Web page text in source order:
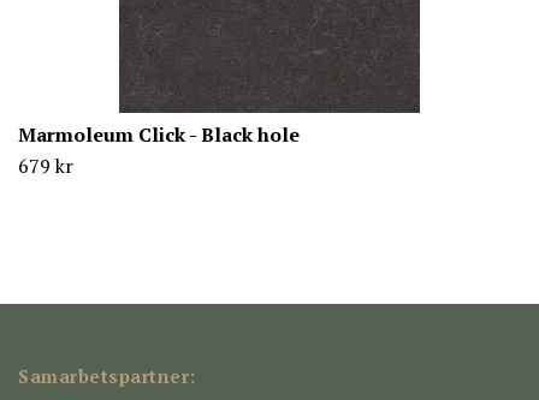
Marmoleum Click - Black hole
679 kr
Samarbetspartner: